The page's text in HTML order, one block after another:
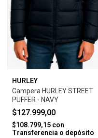
HURLEY
Campera HURLEY STREET
PUFFER - NAVY
$127.999,00
$108.799,15 con
Transferencia o depósito